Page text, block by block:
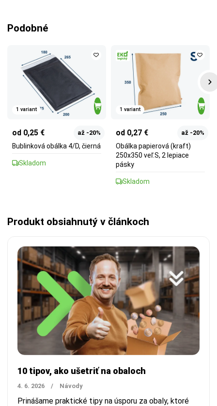
Podobné
1 variant
od 0,25 € až -20%
Bublinková obálka 4/D, čierná
Skladom
1 variant
od 0,27 € až -20%
Obálka papierová (kraft)
250x350 veľ.S, 2 lepiace
pásky
Skladom
Produkt obsiahnutý v článkoch
10 tipov, ako ušetriť na obaloch
4. 6. 2026 / Návody
Prinášame praktické tipy na úsporu za obaly, ktoré